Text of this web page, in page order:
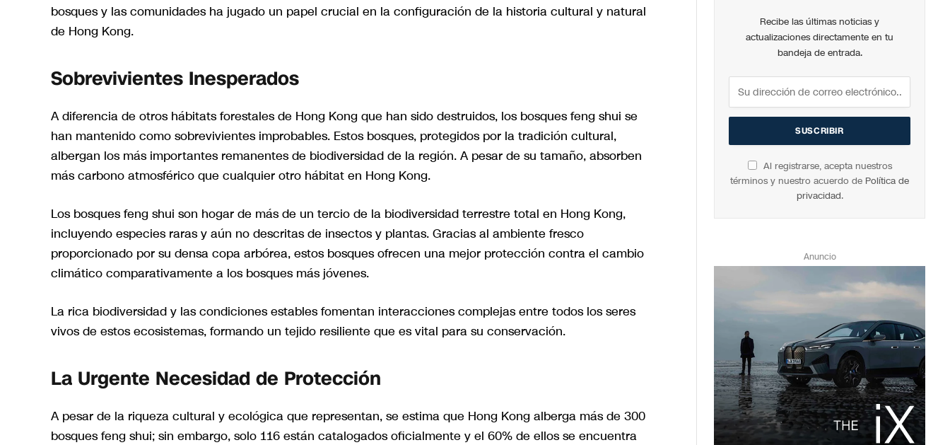
bosques y las comunidades ha jugado un papel crucial en la configuración de la historia cultural y natural
de Hong Kong.
Sobrevivientes Inesperados
A diferencia de otros hábitats forestales de Hong Kong que han sido destruidos, los bosques feng shui se
han mantenido como sobrevivientes improbables. Estos bosques, protegidos por la tradición cultural,
albergan los más importantes remanentes de biodiversidad de la región. A pesar de su tamaño, absorben
más carbono atmosférico que cualquier otro hábitat en Hong Kong.
Los bosques feng shui son hogar de más de un tercio de la biodiversidad terrestre total en Hong Kong,
incluyendo especies raras y aún no descritas de insectos y plantas. Gracias al ambiente fresco
proporcionado por su densa copa arbórea, estos bosques ofrecen una mejor protección contra el cambio
climático comparativamente a los bosques más jóvenes.
La rica biodiversidad y las condiciones estables fomentan interacciones complejas entre todos los seres
vivos de estos ecosistemas, formando un tejido resiliente que es vital para su conservación.
La Urgente Necesidad de Protección
A pesar de la riqueza cultural y ecológica que representan, se estima que Hong Kong alberga más de 300
bosques feng shui; sin embargo, solo 116 están catalogados oficialmente y el 60% de ellos se encuentra
Recibe las últimas noticias y
actualizaciones directamente en tu
bandeja de entrada.
Al registrarse, acepta nuestros
términos y nuestro acuerdo de Política de
privacidad.
Anuncio